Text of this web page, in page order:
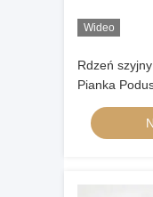
Wideo
Rdzeń
Pianka
motyl w